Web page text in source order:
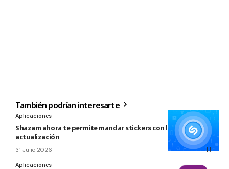
También podrían interesarte
Aplicaciones
Shazam ahora te permite mandar stickers con la nueva
actualización
31 Julio 2026
Aplicaciones